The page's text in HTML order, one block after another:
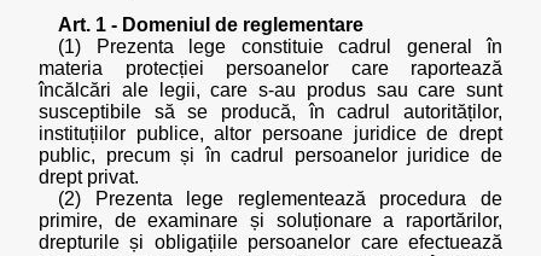
Art. 1 - Domeniul de reglementare
(1) Prezenta lege constituie cadrul general în
materia protecției persoanelor care raportează
încălcări ale legii, care s-au produs sau care sunt
susceptibile să se producă, în cadrul autorităților,
instituțiilor publice, altor persoane juridice de drept
public, precum și în cadrul persoanelor juridice de
drept privat.
(2) Prezenta lege reglementează procedura de
primire, de examinare și soluționare a raportărilor,
drepturile și obligațiile persoanelor care efectuează